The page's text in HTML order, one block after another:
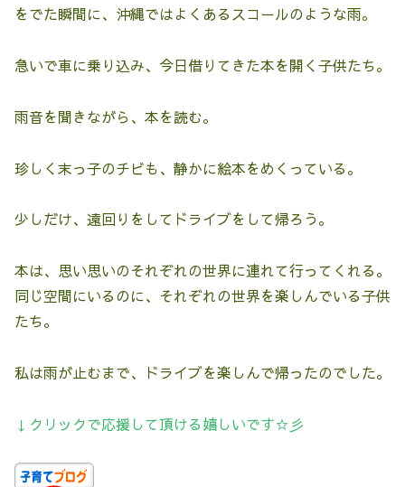
をでた瞬間に、沖縄ではよくあるスコールのような雨。
急いで車に乗り込み、今日借りてきた本を開く子供たち。
雨音を聞きながら、本を読む。
珍しく末っ子のチビも、静かに絵本をめくっている。
少しだけ、遠回りをしてドライブをして帰ろう。
本は、思い思いのそれぞれの世界に連れて行ってくれる。
同じ空間にいるのに、それぞれの世界を楽しんでいる子供
たち。
私は雨が止むまで、ドライブを楽しんで帰ったのでした。
↓クリックで応援して頂ける嬉しいです☆彡